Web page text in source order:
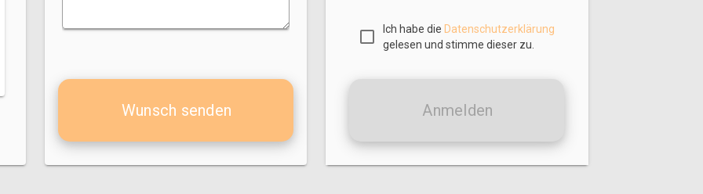
Wunsch senden
Ich habe die Datenschutzerklärung
gelesen und stimme dieser zu.
Anmelden